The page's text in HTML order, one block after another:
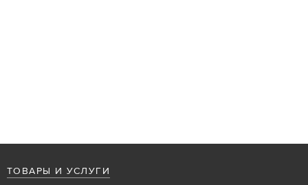
ТОВАРЫ И УСЛУГИ